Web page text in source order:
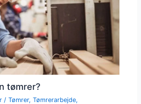
tømrer?
/Tømrer,Tømrerarbejde,